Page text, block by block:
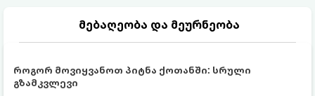
მებაღეობა და მეურნეობა
როგორ მოვიყვანოთ პიტნა ქოთანში: სრული
გზამკვლევი